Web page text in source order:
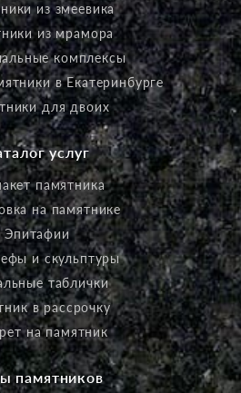
из змеевика
из мрамора
комплексы
в Екатеринбурге
для двоих
услуг
памятника
на памятнике
Эпитафии
и скульптуры
таблички
в рассрочку
на памятник
памятников